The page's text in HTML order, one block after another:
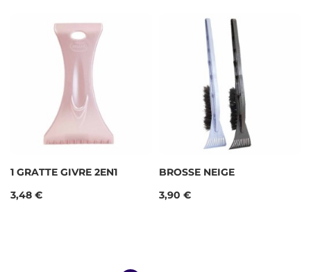
1 GRATTE GIVRE 2EN1
Prix
3,48 €
BROSSE NEIGE
Prix
3,90 €